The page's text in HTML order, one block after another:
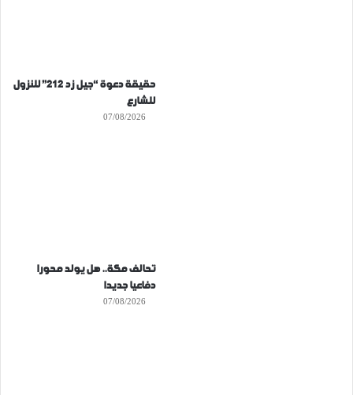
حقيقة دعوة “جيل زد 212” للنزول
للشارع
07/08/2026
تحالف مكة.. هل يولد محورا
دفاعيا جديدا
07/08/2026